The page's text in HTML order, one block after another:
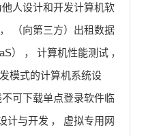
他人设计和开发计算机软
，
（向第三方）出租数据
） ， 计算机性能测试 ，
模式的计算机系统设
可下载单点登录软件临
计与开发 ，
虚拟专用网